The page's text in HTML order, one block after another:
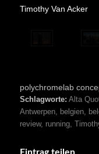
Timothy Van Acker
polychromelab
Schlagworte: Alta
Antwerpen, belgien,
review, running,